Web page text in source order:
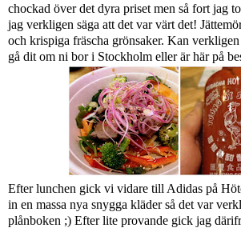
chockad över det dyra priset men så fort jag
jag verkligen säga att det var värt det!
och krispiga fräscha grönsaker. Kan
gå dit om ni bor i Stockholm eller är här på
Efter lunchen gick vi vidare till Adidas på
in en massa nya snygga kläder så det var
plånboken ;) Efter lite provande gick jag